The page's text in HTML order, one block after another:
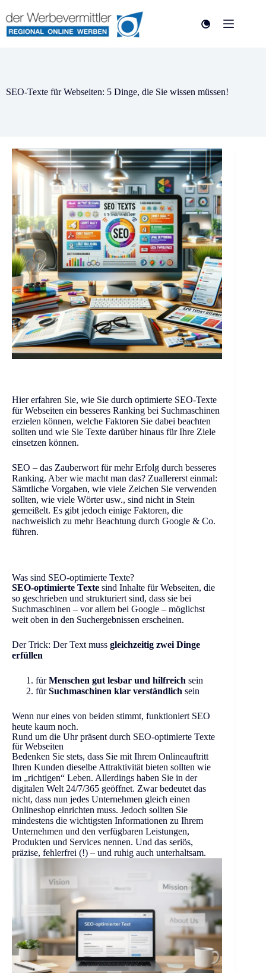
SEO-Texte für Webseiten: 5 Dinge, die Sie wissen müssen!
Hier erfahren Sie, wie Sie durch optimierte SEO-Texte
für Webseiten ein besseres Ranking bei Suchmaschinen
erzielen können, welche Faktoren Sie dabei beachten
sollten und wie Sie Texte darüber hinaus für Ihre Ziele
einsetzen können.
SEO – das Zauberwort für mehr Erfolg durch besseres
Ranking. Aber wie macht man das? Zuallererst einmal:
Sämtliche Vorgaben, wie viele Zeichen Sie verwenden
sollten, wie viele Wörter usw., sind nicht in Stein
gemeißelt. Es gibt jedoch einige Faktoren, die
nachweislich zu mehr Beachtung durch Google & Co.
führen.
Was sind SEO-optimierte Texte?
SEO-optimierte Texte sind Inhalte für Webseiten, die
so geschrieben und strukturiert sind, dass sie bei
Suchmaschinen – vor allem bei Google – möglichst
weit oben in den Suchergebnissen erscheinen.
Der Trick: Der Text muss gleichzeitig zwei Dinge
erfüllen
fürMenschen gut lesbar und hilfreich sein
fürSuchmaschinen klar verständlich sein
Wenn nur eines von beiden stimmt, funktioniert SEO
heute kaum noch.
Rund um die Uhr präsent durch SEO-optimierte Texte
für Webseiten
Bedenken Sie stets, dass Sie mit Ihrem Onlineauftritt
Ihren Kunden dieselbe Attraktivität bieten sollten wie
im „richtigen“ Leben. Allerdings haben Sie in der
digitalen Welt 24/7/365 geöffnet. Zwar bedeutet das
nicht, dass nun jedes Unternehmen gleich einen
Onlineshop einrichten muss. Jedoch sollten Sie
mindestens die wichtigsten Informationen zu Ihrem
Unternehmen und den verfügbaren Leistungen,
Produkten und Services nennen. Und das seriös,
präzise, fehlerfrei (!) – und ruhig auch unterhaltsam.